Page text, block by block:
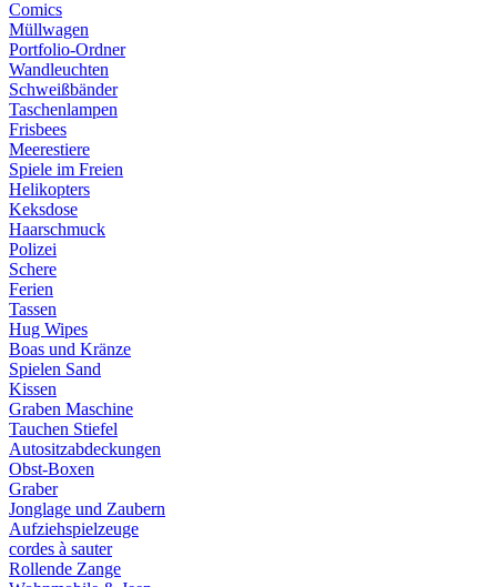
Comics
Müllwagen
Portfolio-Ordner
Wandleuchten
Schweißbänder
Taschenlampen
Frisbees
Meerestiere
Spiele im Freien
Helikopters
Keksdose
Haarschmuck
Polizei
Schere
Ferien
Tassen
Hug Wipes
Boas und Kränze
Spielen Sand
Kissen
Graben Maschine
Tauchen Stiefel
Autositzabdeckungen
Obst-Boxen
Graber
Jonglage und Zaubern
Aufziehspielzeuge
cordes à sauter
Rollende Zange